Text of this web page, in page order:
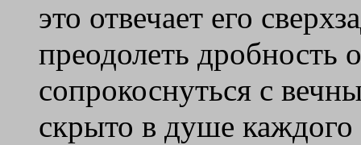
это отвечает его
преодолеть дробность
сопрокоснуться с
скрыто в душе каждого